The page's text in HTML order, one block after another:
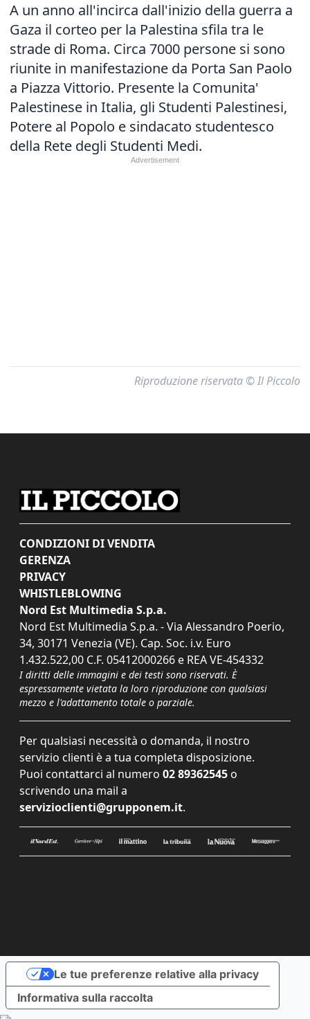
A un anno all'incirca dall'inizio della guerra a
Gaza il corteo per la Palestina sfila tra le
strade di Roma. Circa 7000 persone si sono
riunite in manifestazione da Porta San Paolo
a Piazza Vittorio. Presente la Comunita'
Palestinese in Italia, gli Studenti Palestinesi,
Potere al Popolo e sindacato studentesco
della Rete degli Studenti Medi.
Riproduzione riservata © Il Piccolo
CONDIZIONI DI VENDITA
GERENZA
PRIVACY
WHISTLEBLOWING
Nord Est Multimedia S.p.a.
Nord Est Multimedia S.p.a. - Via Alessandro Poerio,
34, 30171 Venezia (VE). Cap. Soc. i.v. Euro
1.432.522,00 C.F. 05412000266 e REA VE-454332
I diritti delle immagini e dei testi sono riservati. È
espressamente vietata la loro riproduzione con qualsiasi
mezzo e l'adattamento totale o parziale.
Per qualsiasi necessità o domanda, il nostro
servizio clienti è a tua completa disposizione.
Puoi contattarci al numero 02 89362545 o
scrivendo una mail a
servizioclienti@grupponem.it.
Informativa sulla raccolta
Le tue preferenze relative alla privacy